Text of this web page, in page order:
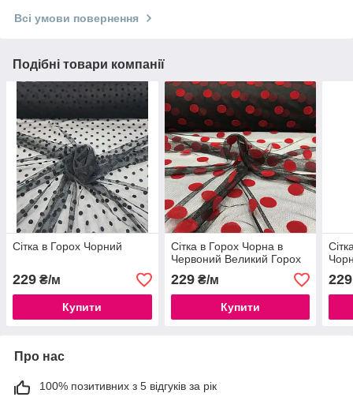
Всі умови повернення
Подібні товари компанії
Сітка в Горох Чорний
229 ₴/м
Купити
Сітка в Горох Чорна в
Червоний Великий Горох
229₴/м
Купити
229
Про нас
100% позитивних з 5 відгуків за рік